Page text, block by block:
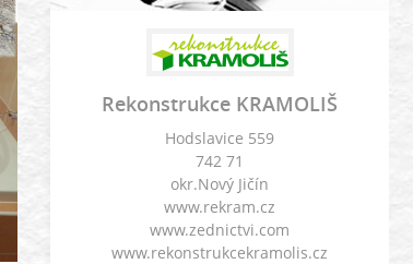
Rekonstrukce KRAMOLIŠ
Hodslavice 559
742 71
okr.Nový Jičín
www.rekram.cz
www.zednictvi.com
www.rekonstrukcekramolis.cz